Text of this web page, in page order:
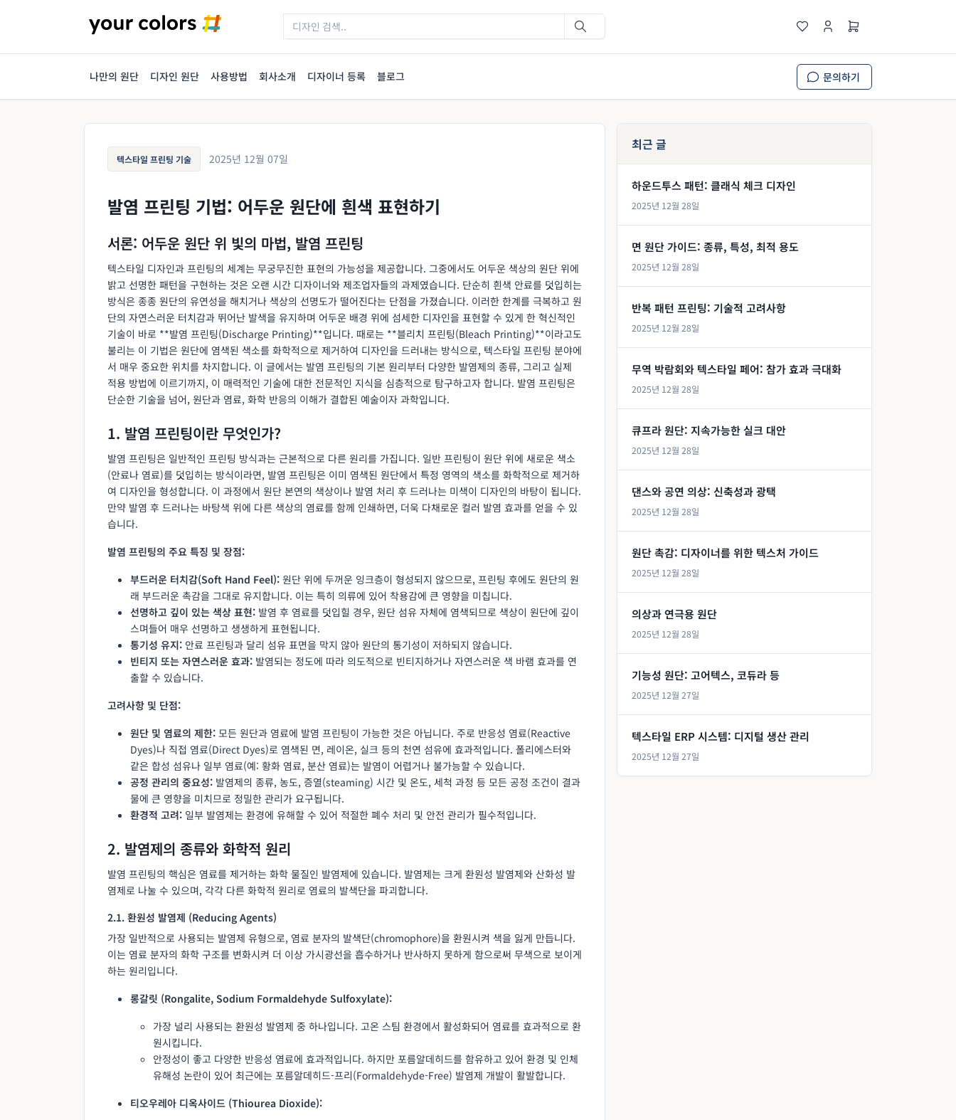
나만의 원단 디자인 원단 사용방법 회사소개 디자이너 등록 블로그 문의하기
텍스타일 프린팅 기술 2025년 12월 07일
발염 프린팅 기법: 어두운 원단에 흰색 표현하기
서론: 어두운 원단 위 빛의 마법, 발염 프린팅
텍스타일 디자인과 프린팅의 세계는 무궁무진한 표현의 가능성을 제공합니다. 그중에서도 어두운 색상의 원단 위에
밝고 선명한 패턴을 구현하는 것은 오랜 시간 디자이너와 제조업자들의 과제였습니다. 단순히 흰색 안료를 덧입히는
방식은 종종 원단의 유연성을 해치거나 색상의 선명도가 떨어진다는 단점을 가졌습니다. 이러한 한계를 극복하고 원
단의 자연스러운 터치감과 뛰어난 발색을 유지하며 어두운 배경 위에 섬세한 디자인을 표현할 수 있게 한 혁신적인
기술이 바로 **발염 프린팅(Discharge Printing)**입니다. 때로는 **블리치 프린팅(Bleach Printing)**이라고도
불리는 이 기법은 원단에 염색된 색소를 화학적으로 제거하여 디자인을 드러내는 방식으로, 텍스타일 프린팅 분야에
서 매우 중요한 위치를 차지합니다. 이 글에서는 발염 프린팅의 기본 원리부터 다양한 발염제의 종류, 그리고 실제
적용 방법에 이르기까지, 이 매력적인 기술에 대한 전문적인 지식을 심층적으로 탐구하고자 합니다. 발염 프린팅은
단순한 기술을 넘어, 원단과 염료, 화학 반응의 이해가 결합된 예술이자 과학입니다.
1. 발염 프린팅이란 무엇인가?
발염 프린팅은 일반적인 프린팅 방식과는 근본적으로 다른 원리를 가집니다. 일반 프린팅이 원단 위에 새로운 색소
(안료나 염료)를 덧입히는 방식이라면, 발염 프린팅은 이미 염색된 원단에서 특정 영역의 색소를 화학적으로 제거하
여 디자인을 형성합니다. 이 과정에서 원단 본연의 색상이나 발염 처리 후 드러나는 미색이 디자인의 바탕이 됩니다.
만약 발염 후 드러나는 바탕색 위에 다른 색상의 염료를 함께 인쇄하면, 더욱 다채로운 컬러 발염 효과를 얻을 수 있
습니다.
발염 프린팅의 주요 특징 및 장점:
부드러운 터치감(Soft Hand Feel): 원단 위에 두꺼운 잉크층이 형성되지 않으므로, 프린팅 후에도 원단의 원
래 부드러운 촉감을 그대로 유지합니다. 이는 특히 의류에 있어 착용감에 큰 영향을 미칩니다.
선명하고 깊이 있는 색상 표현: 발염 후 염료를 덧입힐 경우, 원단 섬유 자체에 염색되므로 색상이 원단에 깊이
스며들어 매우 선명하고 생생하게 표현됩니다.
통기성 유지: 안료 프린팅과 달리 섬유 표면을 막지 않아 원단의 통기성이 저하되지 않습니다.
빈티지 또는 자연스러운 효과: 발염되는 정도에 따라 의도적으로 빈티지하거나 자연스러운 색 바램 효과를 연
출할 수 있습니다.
고려사항 및 단점:
원단 및 염료의 제한: 모든 원단과 염료에 발염 프린팅이 가능한 것은 아닙니다. 주로 반응성 염료(Reactive
Dyes)나 직접 염료(Direct Dyes)로 염색된 면, 레이온, 실크 등의 천연 섬유에 효과적입니다. 폴리에스터와
같은 합성 섬유나 일부 염료(예: 황화 염료, 분산 염료)는 발염이 어렵거나 불가능할 수 있습니다.
공정 관리의 중요성: 발염제의 종류, 농도, 증열(steaming) 시간 및 온도, 세척 과정 등 모든 공정 조건이 결과
물에 큰 영향을 미치므로 정밀한 관리가 요구됩니다.
환경적 고려: 일부 발염제는 환경에 유해할 수 있어 적절한 폐수 처리 및 안전 관리가 필수적입니다.
2. 발염제의 종류와 화학적 원리
발염 프린팅의 핵심은 염료를 제거하는 화학 물질인 발염제에 있습니다. 발염제는 크게 환원성 발염제와 산화성 발
염제로 나눌 수 있으며, 각각 다른 화학적 원리로 염료의 발색단을 파괴합니다.
2.1. 환원성 발염제 (Reducing Agents)
가장 일반적으로 사용되는 발염제 유형으로, 염료 분자의 발색단(chromophore)을 환원시켜 색을 잃게 만듭니다.
이는 염료 분자의 화학 구조를 변화시켜 더 이상 가시광선을 흡수하거나 반사하지 못하게 함으로써 무색으로 보이게
하는 원리입니다.
롱갈릿 (Rongalite, Sodium Formaldehyde Sulfoxylate):
가장 널리 사용되는 환원성 발염제 중 하나입니다. 고온 스팀 환경에서 활성화되어 염료를 효과적으로 환
원시킵니다.
안정성이 좋고 다양한 반응성 염료에 효과적입니다. 하지만 포름알데히드를 함유하고 있어 환경 및 인체
유해성 논란이 있어 최근에는 포름알데히드-프리(Formaldehyde-Free) 발염제 개발이 활발합니다.
티오우레아 디옥사이드 (Thiourea Dioxide):
최근 글
하운드투스 패턴: 클래식 체크 디자인
2025년 12월 28일
면 원단 가이드: 종류, 특성, 최적 용도
2025년 12월 28일
반복 패턴 프린팅: 기술적 고려사항
2025년 12월 28일
무역 박람회와 텍스타일 페어: 참가 효과 극대화
2025년 12월 28일
큐프라 원단: 지속가능한 실크 대안
2025년 12월 28일
댄스와 공연 의상: 신축성과 광택
2025년 12월 28일
원단 촉감: 디자이너를 위한 텍스처 가이드
2025년 12월 28일
의상과 연극용 원단
2025년 12월 28일
기능성 원단: 고어텍스, 코듀라 등
2025년 12월 27일
텍스타일 ERP 시스템: 디지털 생산 관리
2025년 12월 27일